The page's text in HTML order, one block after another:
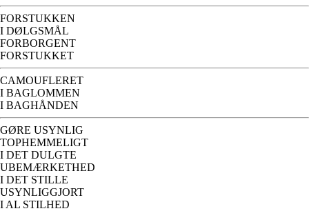
FORSTUKKEN
I DØLGSMÅL
FORBORGENT
FORSTUKKET
CAMOUFLERET
I BAGLOMMEN
I BAGHÅNDEN
GØRE USYNLIG
TOPHEMMELIGT
I DET DULGTE
UBEMÆRKETHED
I DET STILLE
USYNLIGGJORT
I AL STILHED